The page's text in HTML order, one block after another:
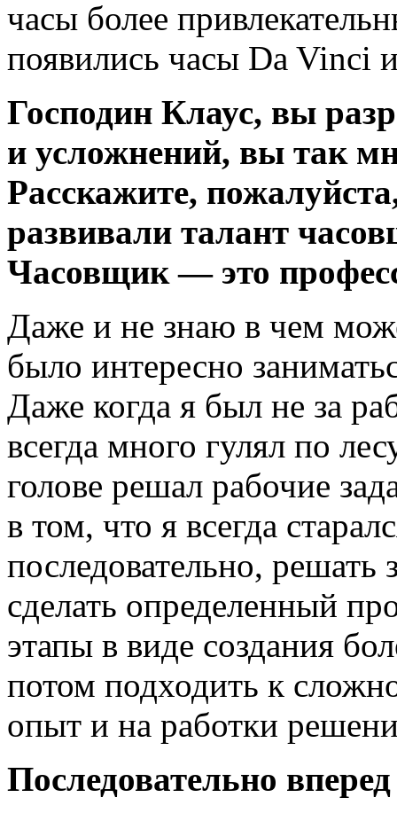
часы более
появились часы Da Vinci
Господин Клаус, вы
и усложнений, вы так
Расскажите,
развивали талант
Часовщик — это
Даже и не знаю в чем
было интересно
Даже когда я был не за
всегда много гулял по
голове решал рабочие
в том, что я всегда
последовательно,
сделать определенный
этапы в виде создания
потом подходить к
опыт и на работки
Последовательно